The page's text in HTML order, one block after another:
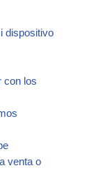
dispositivo
con los
venta o